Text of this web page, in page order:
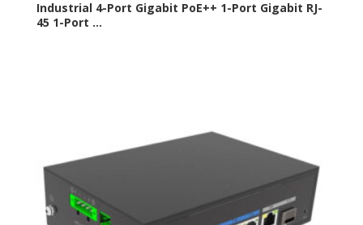
Industrial 4-Port Gigabit PoE++ 1-Port Gigabit RJ-
45 1-Port ...